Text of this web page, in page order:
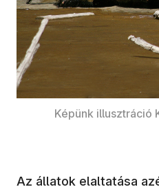
Képünk illusztráció
Az állatok elaltatása